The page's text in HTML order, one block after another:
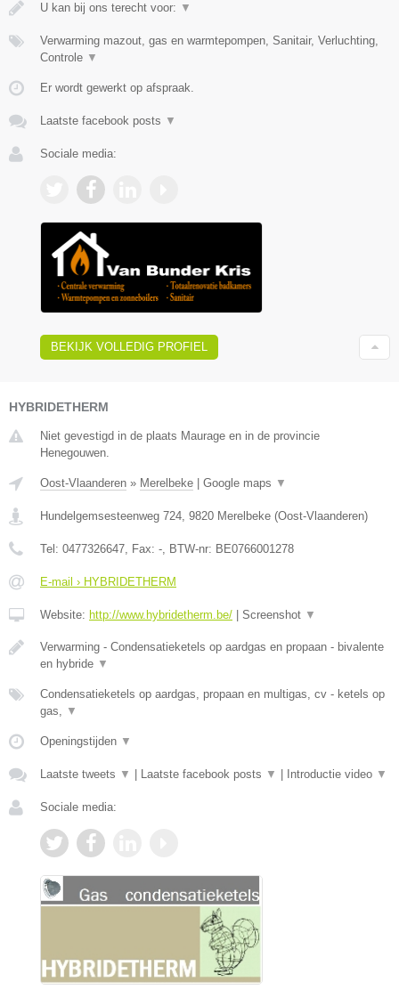
U kan bij ons terecht voor: ▼
Verwarming mazout, gas en warmtepompen, Sanitair, Verluchting,
Controle ▼
Er wordt gewerkt op afspraak.
Laatste facebook posts ▼
Sociale media:
BEKIJK VOLLEDIG PROFIEL
HYBRIDETHERM
Niet gevestigd in de plaats Maurage en in de provincie
Henegouwen.
Oost-Vlaanderen » Merelbeke | Google maps ▼
Hundelgemsesteenweg 724 9820 Merelbeke (Oost-Vlaanderen)
Tel: 0477326647 , Fax: - , BTW-nr: BE0766001278
E-mail › HYBRIDETHERM
Website: http://www.hybridetherm.be/ | Screenshot ▼
Verwarming - Condensatieketels op aardgas en propaan - bivalente
en hybride ▼
Condensatieketels op aardgas, propaan en multigas, cv - ketels op
gas,
▼
Openingstijden ▼
Laatste tweets ▼ | Laatste facebook posts ▼ | Introductie video ▼
Sociale media: